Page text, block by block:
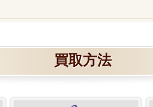
買取方法